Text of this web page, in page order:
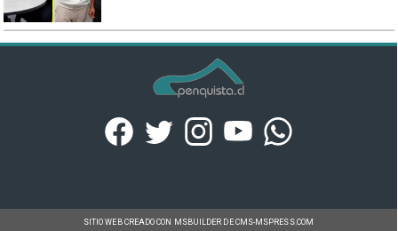
SITIO WEB CREADO CON MSBUILDER DE CMS-MSPRESS.COM